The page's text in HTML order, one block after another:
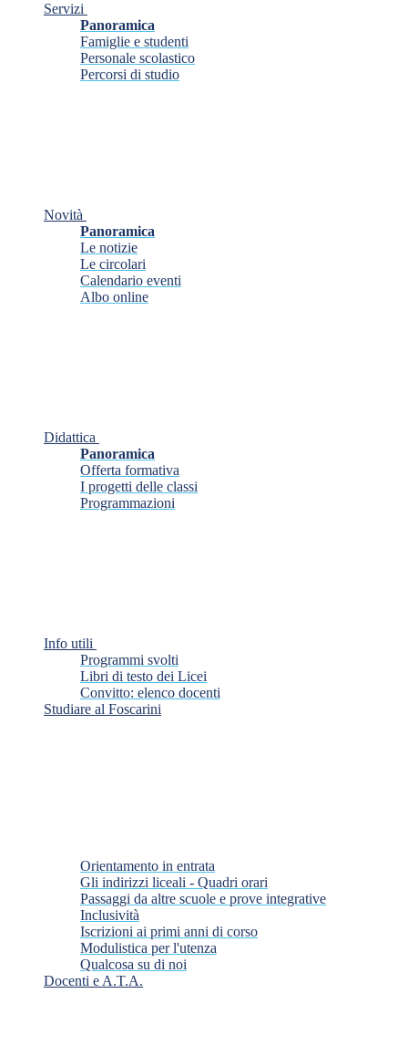
Servizi
Panoramica
Famiglie e studenti
Personale scolastico
Percorsi di studio
Novità
Panoramica
Le notizie
Le circolari
Calendario eventi
Albo online
Didattica
Panoramica
Offerta formativa
I progetti delle classi
Programmazioni
Info utili
Programmi svolti
Libri di testo dei Licei
Convitto: elenco docenti
Studiare al Foscarini
Orientamento in entrata
Gli indirizzi liceali - Quadri orari
Passaggi da altre scuole e prove integrative
Inclusività
Iscrizioni ai primi anni di corso
Modulistica per l'utenza
Qualcosa su di noi
Docenti e A.T.A.